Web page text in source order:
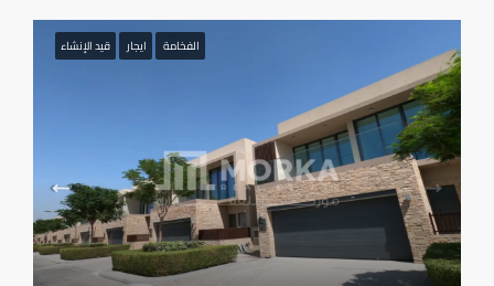
الفخامة ايجار قيد الإنشاء